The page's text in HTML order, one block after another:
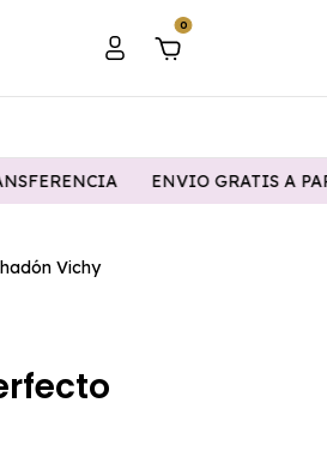
0
ENVIO GRATIS A PARTIR DE
Vichy